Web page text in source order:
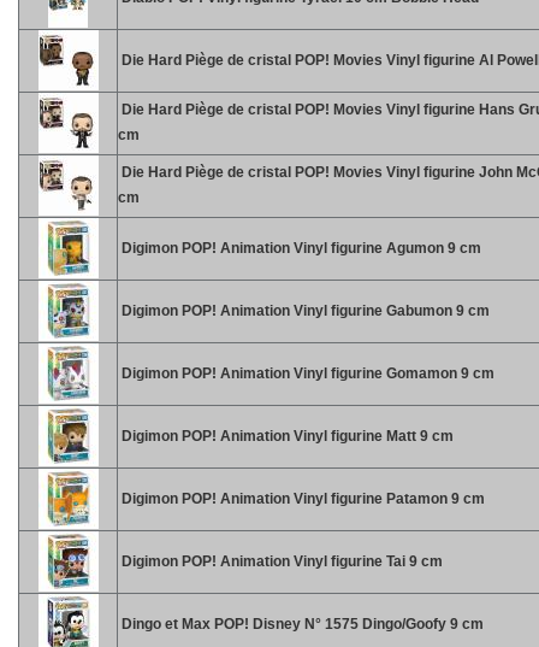
Die Hard Piège de cristal POP! Movies Vinyl figurine Al
Die Hard Piège de cristal POP! Movies Vinyl figurine Hans
cm
Die Hard Piège de cristal POP! Movies Vinyl figurine John
cm
Digimon POP! Animation Vinyl figurine Agumon 9 cm
Digimon POP! Animation Vinyl figurine Gabumon 9 cm
Digimon POP! Animation Vinyl figurine Gomamon 9 cm
Digimon POP! Animation Vinyl figurine Matt 9 cm
Digimon POP! Animation Vinyl figurine Patamon 9 cm
Digimon POP! Animation Vinyl figurine Tai 9 cm
Dingo et Max POP! Disney N° 1575 Dingo/Goofy 9 cm